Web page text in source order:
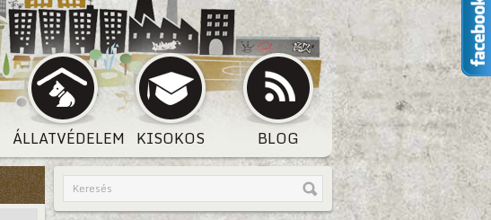
ÁLLATVÉDELEM KISOKOS BLOG